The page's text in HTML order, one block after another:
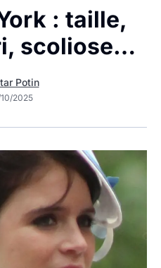
: taille,
scoliose…
Potin
2025